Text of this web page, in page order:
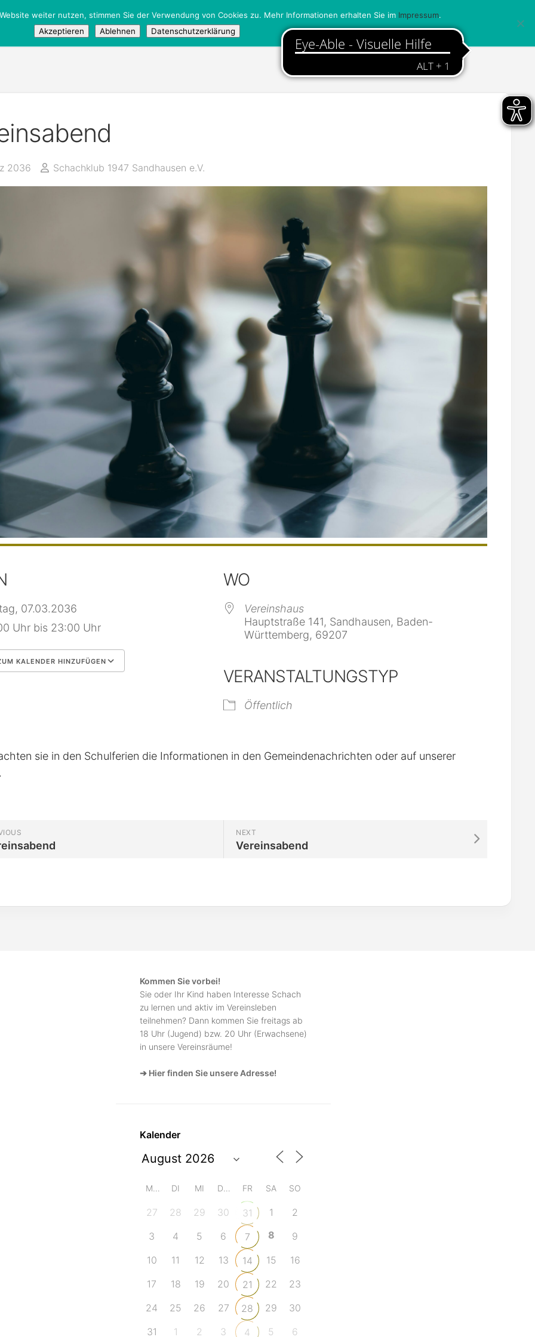
Jugendmeisterschaft
2036 Schachklub 1947 Sandhausen e.V.
07.03.2036
Uhr bis 23:00 Uhr
KALENDER HINZUFÜGEN
iCalendar
WO
Vereinshaus
Hauptstraße 141, Sandhausen, Baden-
Württemberg, 69207
VERANSTALTUNGSTYP
Öffentlich
sie in den Schulferien die Informationen in den Gemeindenachrichten oder auf unserer
NEXT
Vereinsabend
Kommen Sie vorbei!
Sie oder Ihr Kind haben Interesse Schach
zu lernen und aktiv im Vereinsleben
teilnehmen? Dann kommen Sie freitags ab
18 Uhr (Jugend) bzw. 20 Uhr (Erwachsene)
in unsere Vereinsräume!
➔ Hier finden Sie unsere Adresse!
Kalender
MO DI MI DO FR SA SO
27 28 29 30 31 1
2
3
4 5 6 7 8
9
10
11 12 13 14 15
16
17
18 19 20 21 22
23
24
25 26 27 28 29
30
31
1 2 3 4 5 6
weiter nutzen, stimmen Sie der Verwendung von Cookies zu. Mehr Informationen erhalten Sie im Impressum.
Akzeptieren
Ablehnen Datenschutzerklärung